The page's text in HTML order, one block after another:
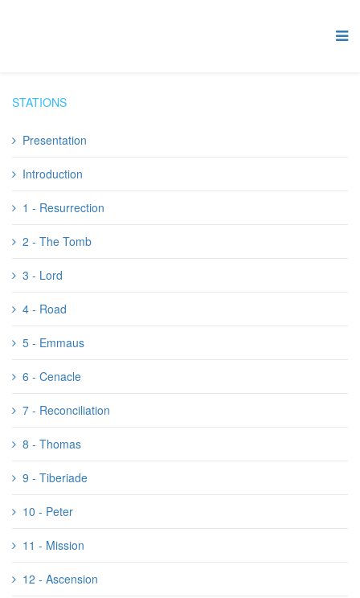
STATIONS
Presentation
Introduction
1 - Resurrection
2 - The Tomb
3 - Lord
4 - Road
5 - Emmaus
6 - Cenacle
7 - Reconciliation
8 - Thomas
9 - Tiberiade
10 - Peter
11 - Mission
12 - Ascension